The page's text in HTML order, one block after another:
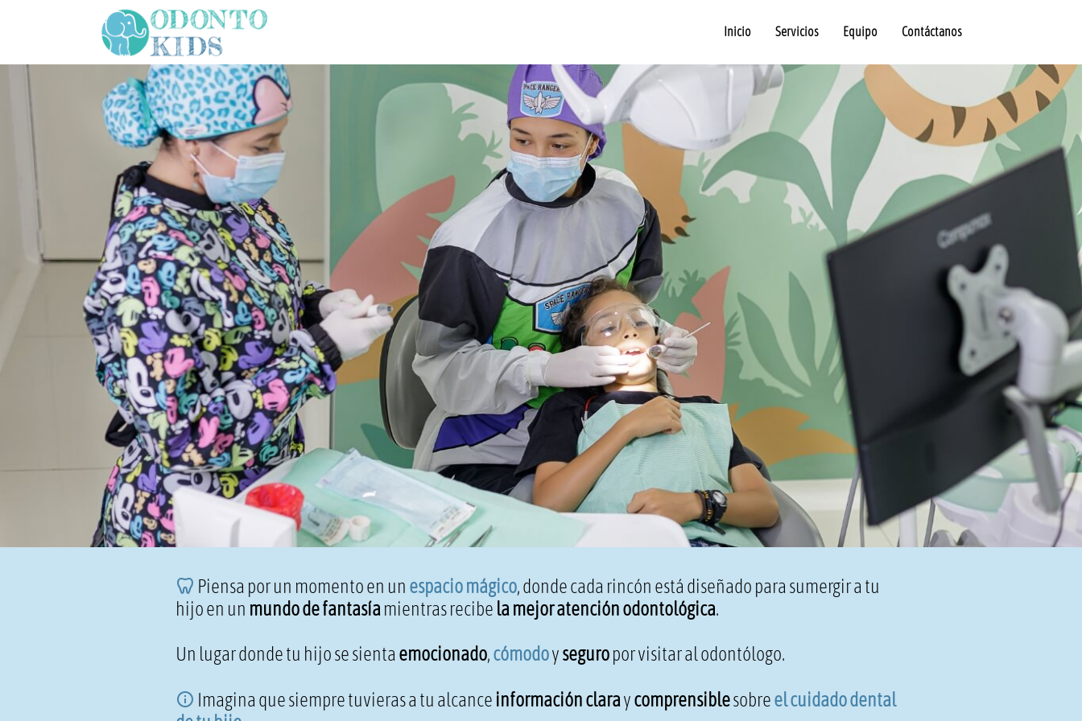
Inicio Servicios Equipo Contáctanos
Piensa por un momento en un espacio mágico, donde cada rincón está diseñado para sumergir a tu
hijo en un mundo de fantasíamientras recibe la mejor atención odontológica.
Un lugar donde tu hijo se sienta emocionado,cómodoyseguropor visitar al odontólogo.
Imagina que siempre tuvieras a tu alcance información claraycomprensiblesobreel cuidado dental